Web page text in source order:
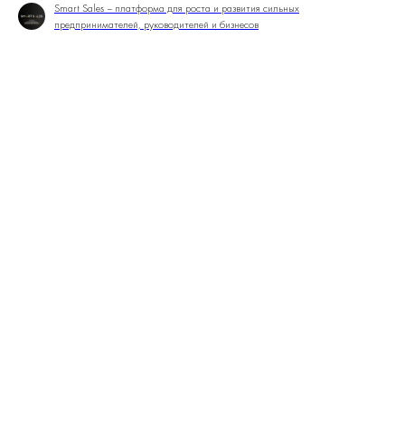
Smart Sales – платформа для роста и развития сильных
предпринимателей, руководителей и бизнесов